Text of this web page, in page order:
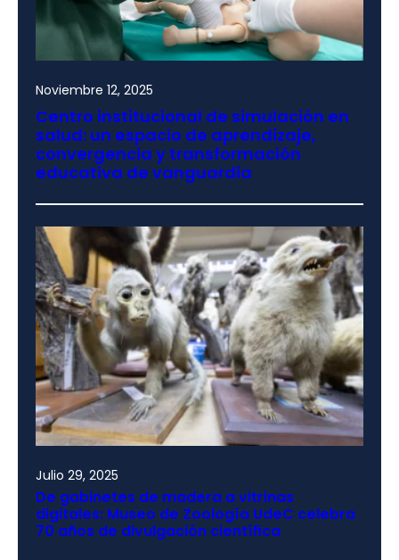
Noviembre 12, 2025
Centro institucional de simulación en
salud: un espacio de aprendizaje,
convergencia y transformación
educativa de vanguardia
Julio 29, 2025
De gabinetes de madera a vitrinas
digitales: Museo de Zoología UdeC celebra
70 años de divulgación científica